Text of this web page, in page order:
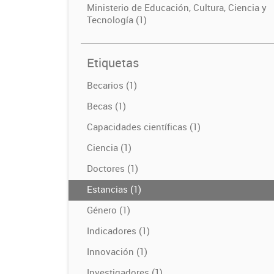
Ministerio de Educación, Cultura, Ciencia y
Tecnología (1)
Etiquetas
Becarios (1)
Becas (1)
Capacidades científicas (1)
Ciencia (1)
Doctores (1)
Estancias (1)
Género (1)
Indicadores (1)
Innovación (1)